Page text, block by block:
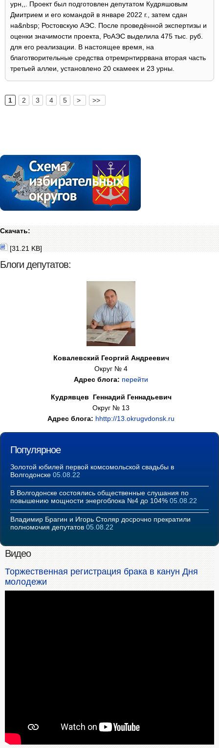
урн,,. Проект был подготовлен депутатом Кудряшовым
Дмитрием и его командой в январе 2022 г., затем сдан
на&nbsp; Ростовскую АЭС. После проведённой экспертизы и
оценки значимости проекта, РоАЭС выделила 475 тыс. руб.
для его реализации. В настоящее время, на
благотворительные средства отремрнтиррвана вторая часть
третьей аллеи, установлено 20 скамеек и 23 урны.
1 2 3 4 5 > >>
Скачать:
[31.21 KB]
Блоги депутатов:
Ковалевский Георгий Андреевич
Округ № 4
Адрес блога: перейти
Кудрявцев Геннадий Геннадьевич
Округ № 13
Адрес блога: hhttp://13.okrugvdonsk.ru
Популярное
Золотой юбилей первой комсомольской свадьбы в
Волгодонске 05.08.22
В Волгодонске состоялись общественные слушания по
повышению мощности энергоблока №4 до 104% 05.08.22
Владимир Брагин и Игорь Столяр досрочно прекратили
полномочия депутатов 05.08.22
Видео
Торжественная регистрация брака в канун Дня
молодежи